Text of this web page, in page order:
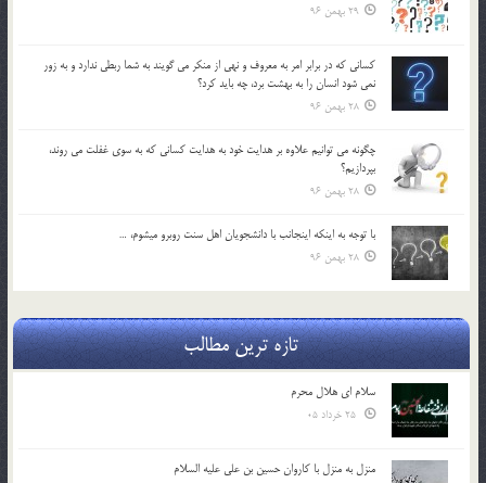
29 بهمن 96
كساني كه در برابر امر به معروف و نهي از منكر مي گويند به شما ربطي ندارد و به زور
نمي شود انسان را به بهشت برد، چه بايد كرد؟
28 بهمن 96
چگونه مي توانيم علاوه بر هدايت خود به هدايت كساني كه به سوي غفلت مي روند،
بپردازيم؟
28 بهمن 96
با توجه به اينكه اينجانب با دانشجويان اهل سنت روبرو مي‎شوم، …
28 بهمن 96
تازه ترین مطالب
سلام ای هلال محرم
منزل به منزل با کاروان حسین بن علی علیه السلام